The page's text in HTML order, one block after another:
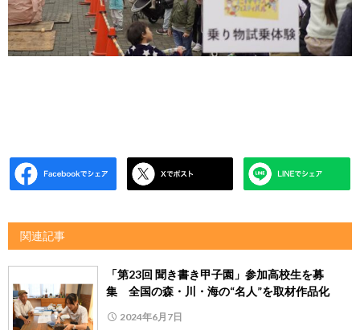
関連記事
「第23回 聞き書き甲子園」参加高校生を募
集 全国の森・川・海の“名人”を取材作品化
2024年6月7日